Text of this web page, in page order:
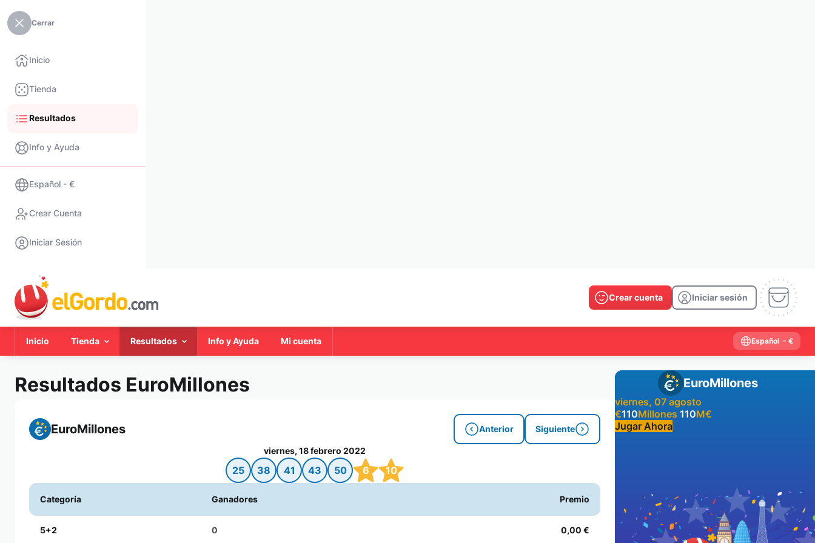
Cerrar
Inicio
Tienda
Resultados
Info y Ayuda
Español - €
Crear Cuenta
Iniciar Sesión
Crear cuenta Iniciar sesión
Inicio Tienda Resultados Info y Ayuda Mi cuenta Español - €
Resultados EuroMillones
EuroMillones Anterior Siguiente
viernes, 18 febrero 2022
25 38 41 43 50 6 10
Categoría Ganadores Premio
5+2 0 0,00 €
EuroMillones
viernes, 07 agosto
€110Millones 110M€
Jugar Ahora
2026 2024 2023 2022
2021
2020
2019 2018 2017 2016 2015
2014
2013 2012 2011 2010
2009
2008
2007 2006 2005 2004